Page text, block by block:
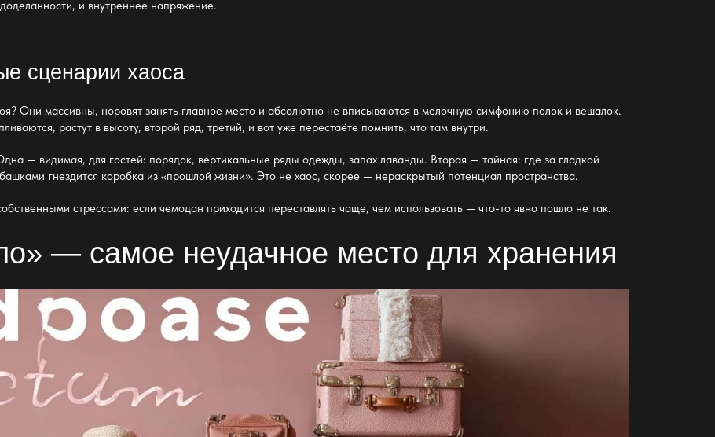
и внутреннее напряжение.
сценарии хаоса
Они массивны, норовят занять главное место и абсолютно не вписываются в мелочную симфонию полок и вешалок.
растут в высоту, второй ряд, третий, и вот уже перестаёте помнить, что там внутри.
— видимая, для гостей: порядок, вертикальные рядыодежды, запах лаванды. Вторая — тайная: где за гладкой
гнездится коробка из «прошлой жизни». Это не хаос, скорее — нераскрытый потенциал пространства.
стрессами: если чемодан приходится переставлять чаще, чем использовать — что-то явно пошло не так.
— самое неудачное место для хранения